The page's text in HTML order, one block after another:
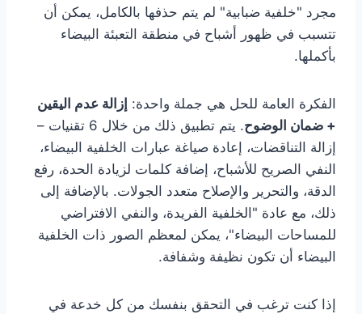
مجرد "خلفية ضبابية" لم يتم حذفها بالكامل، يمكن أن
تتسبب في ظهور أشباح في منطقة التعبئة البيضاء
بأكملها.
الفكرة العامة للحل هي جملة واحدة: إزالة عدم اليقين
+ ضمان الوضوح
. يتم تطبيق ذلك من خلال 6 تقنيات –
إزالة التناقضات، إعادة صياغة عبارات الخلفية البيضاء،
النفي الصريح للأشباح، إضافة كلمات لزيادة الحدة، رفع
الدقة، والتحرير والإصلاح متعدد الجولات. بالإضافة إلى
ذلك، مع عادة "الخلفية الفريدة، والنفي الافتراضي
للمساحات البيضاء"، يمكن لمعظم الصور ذات الخلفية
البيضاء أن تكون نظيفة وشفافة.
إذا كنت ترغب في التحقق بنفسك من كل خدعة في